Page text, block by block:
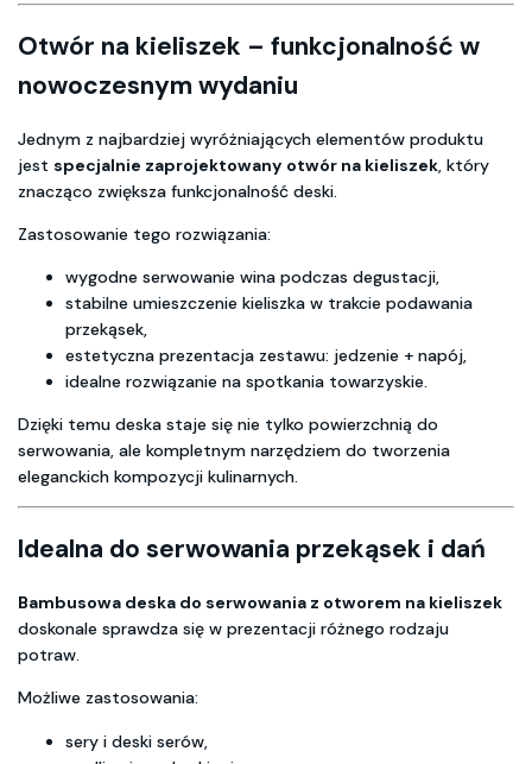
Otwór na kieliszek – funkcjonalność w
nowoczesnym wydaniu
Jednym z najbardziej wyróżniających elementów produktu
jest specjalnie zaprojektowany otwór na kieliszek, który
znacząco zwiększa funkcjonalność deski.
Zastosowanie tego rozwiązania:
wygodne serwowanie wina podczas degustacji,
stabilne umieszczenie kieliszka w trakcie podawania
przekąsek,
estetyczna prezentacja zestawu: jedzenie + napój,
idealne rozwiązanie na spotkania towarzyskie.
Dzięki temu deska staje się nie tylko powierzchnią do
serwowania, ale kompletnym narzędziem do tworzenia
eleganckich kompozycji kulinarnych.
Idealna do serwowania przekąsek i dań
Bambusowa deska do serwowania z otworem na kieliszek
doskonale sprawdza się w prezentacji różnego rodzaju
potraw.
Możliwe zastosowania:
sery i deski serów,